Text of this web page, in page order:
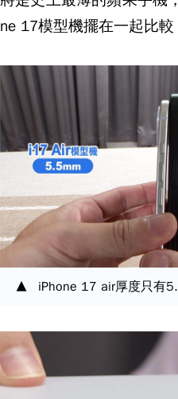
ne 17模型機擺在一起比較
iPhone 17 air厚度只有